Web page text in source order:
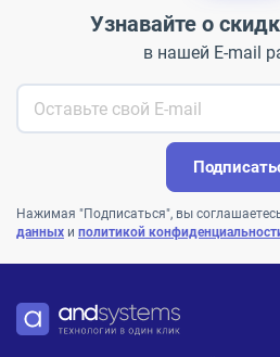
Узнавайте о
в нашей E-mail
Нажимая "Подписаться", вы
данных и политикой